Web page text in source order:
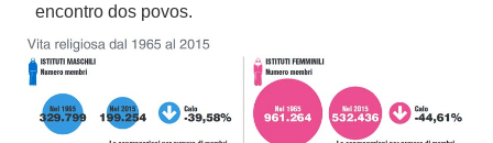
encontro dos povos.